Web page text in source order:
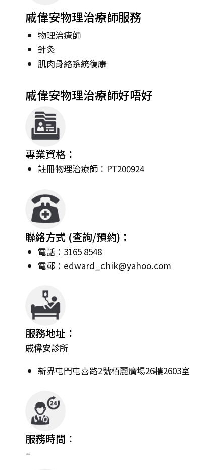
戚偉安物理治療師服務
物理治療師
針灸
肌肉骨絡系統復康
戚偉安物理治療師好唔好
專業資格：
註冊物理治療師：PT200924
聯絡方式 (查詢/預約)：
電話：3165 8548
電郵： edward_chik@yahoo.com
服務地址：
戚偉安診所
新界屯門屯喜路2號栢麗廣場26樓2603室
服務時間：
–